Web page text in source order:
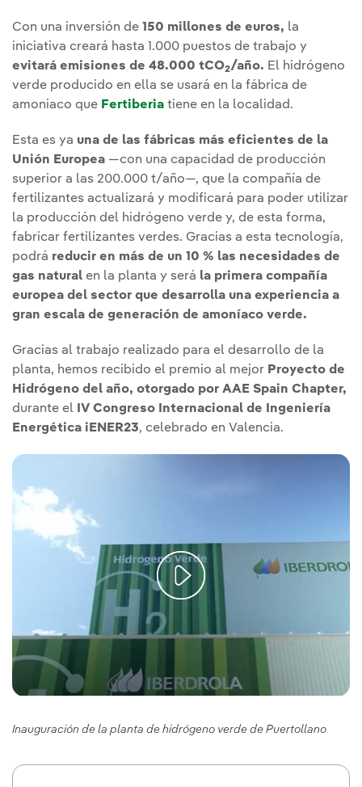
Con una inversión de 150 millones de euros, la
iniciativa creará hasta 1.000 puestos de trabajo y
evitará emisiones de 48.000 tCO2/año. El hidrógeno
verde producido en ella se usará en la fábrica de
amoniaco que Fertiberia tiene en la localidad.
Esta es ya una de las fábricas más eficientes de la
Unión Europea —con una capacidad de producción
superior a las 200.000 t/año—, que la compañía de
fertilizantes actualizará y modificará para poder utilizar
la producción del hidrógeno verde y, de esta forma,
fabricar fertilizantes verdes. Gracias a esta tecnología,
podrá reducir en más de un 10 % las necesidades de
gas natural en la planta y será la primera compañía
europea del sector que desarrolla una experiencia a
gran escala de generación de amoníaco verde.
Gracias al trabajo realizado para el desarrollo de la
planta, hemos recibido el premio al mejor Proyecto de
Hidrógeno del año, otorgado por AAE Spain Chapter,
durante el
IV Congreso Internacional de Ingeniería
Energética iENER23, celebrado en Valencia.
Inauguración de la planta de hidrógeno verde de Puertollano